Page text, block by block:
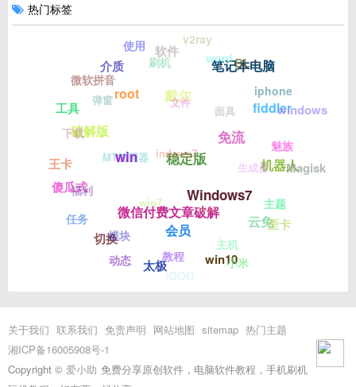
热门标签
稳定版
win
微信付费文章破解
会员
Windows7
免流
戴尔
root
破解版
傻瓜式
切换
太极
win10
云免
机器人
fiddler
笔记本电脑
软件
介质
工具
王卡
任务
动态
iQOO
小米
歪卡
Magisk
windows
BL
v2ray
使用
微软拼音
下载
福利
模块
教程
主机
主题
魅族
iphone
word
刷机
弹窗
MT管理器
win7 vivo
生成器
面具
文件
indows7
关于我们 联系我们 免责声明 网站地图 sitemap 热门主题
湘ICP备16005908号-1
Copyright © 爱小助 免费分享原创软件，电脑软件教程，手机刷机